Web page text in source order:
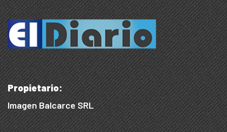
Propietario:
Imagen Balcarce SRL